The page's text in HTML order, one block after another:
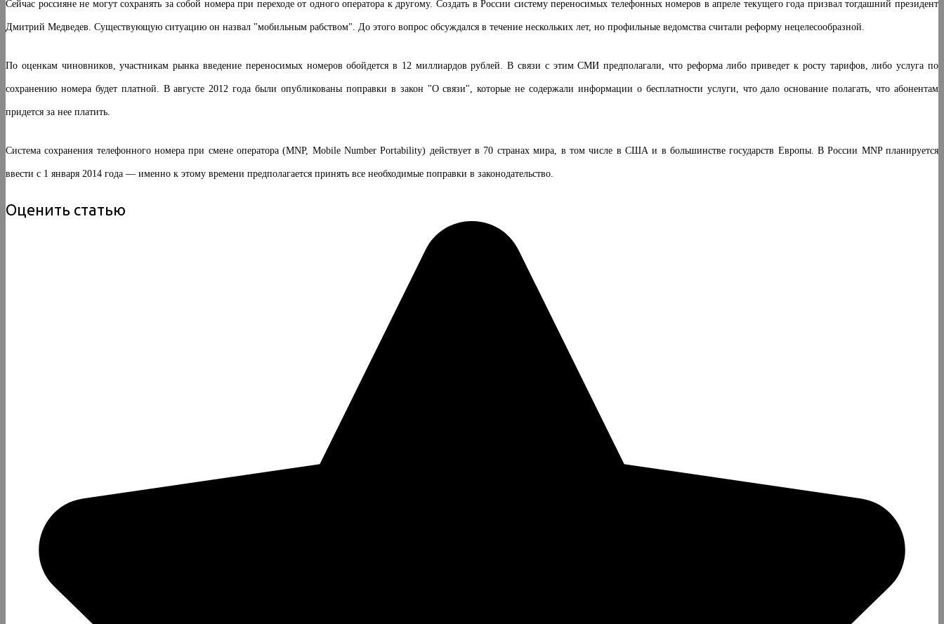
Сейчас россияне не могут сохранять за собой номера при переходе от одного оператора к другому. Создать в России систему переносимых телефонных номеров в апреле текущего года призвал тогдашний президент
Дмитрий Медведев. Существующую ситуацию он назвал "мобильным рабством". До этого вопрос обсуждался в течение нескольких лет, но профильные ведомства считали реформу нецелесообразной.
По оценкам чиновников, участникам рынка введение переносимых номеров обойдется в 12 миллиардов рублей. В связи с этим СМИ предполагали, что реформа либо приведет к росту тарифов, либо услуга по
сохранению номера будет платной. В августе 2012 года были опубликованы поправки в закон "О связи", которые не содержали информации о бесплатности услуги, что дало основание полагать, что абонентам
придется за нее платить.
Система сохранения телефонного номера при смене оператора (MNP, Mobile Number Portability) действует в 70 странах мира, в том числе в США и в большинстве государств Европы. В России MNP планируется
ввести с 1 января 2014 года — именно к этому времени предполагается принять все необходимые поправки в законодательство.
Оценить статью